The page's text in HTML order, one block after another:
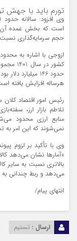
تورم باید با جهش
است که بخش عمده آن
حجم سرمایه‌گذاری نسبت به سال 1390 به 53 درصد
ازوجی با اشاره به
حدود 146
هرساله افزایش یافته
رئیس امور اقتصاد کلان
تلاطم بازار ارز،
منابع ارزی محدود
نمی‌شوند که این امر به
وی با تأکید بر لزوم
«آمارها نشان می‌دهد
بالاتری نسبت به سایر
می‌دهد و ربط چندانی به
انتهای پیام/
ارسال : تسنیم